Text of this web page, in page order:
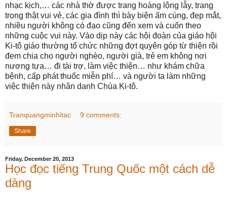
nhạc kịch,… các nhà thờ được trang hoàng lộng lẫy, trang
trọng thật vui vẻ, các gia đình thì bày biện ấm cúng, đẹp mắt,
nhiều người không có đạo cũng đến xem và cuốn theo
những cuộc vui này. Vào dịp này các hội đoàn của giáo hội
Ki-tô giáo thường tổ chức những đợt quyên góp từ thiện rồi
đem chia cho người nghèo, người già, trẻ em không nơi
nương tựa… đi tài trợ, làm việc thiện… như khám chữa
bệnh, cấp phát thuốc miễn phí… và người ta làm những
việc thiện này nhân danh Chúa Ki-tô.
Tranquangminhitac 9 comments:
Share
Friday, December 20, 2013
Học đọc tiếng Trung Quốc một cách dễ
dàng